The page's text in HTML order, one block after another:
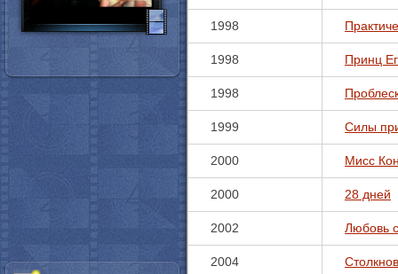
1998
1998 Принц
1998
1999 Силы
2000 Мисс
2000 28 дней
2002 Любовь
2004